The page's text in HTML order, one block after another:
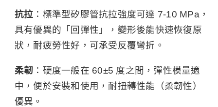
抗拉 ：標準型矽膠管抗拉強度可達 7-10 MPa，
具有優異的「回彈性」，變形後能快速恢復原
狀，耐疲勞性好，可承受反覆彎折。
柔韌 ：硬度一般在 60±5 度之間，彈性模量適
中，便於安裝和使用，耐扭轉性能（柔韌性）
優異。